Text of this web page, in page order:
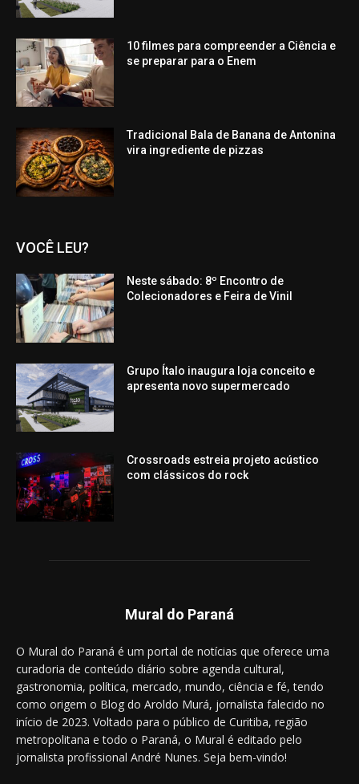
10 filmes para compreender a Ciência e
se preparar para o Enem
Tradicional Bala de Banana de Antonina
vira ingrediente de pizzas
VOCÊ LEU?
Neste sábado: 8º Encontro de
Colecionadores e Feira de Vinil
Grupo Ítalo inaugura loja conceito e
apresenta novo supermercado
Crossroads estreia projeto acústico
com clássicos do rock
Mural do Paraná
O Mural do Paraná é um portal de notícias que oferece uma
curadoria de conteúdo diário sobre agenda cultural,
gastronomia, política, mercado, mundo, ciência e fé, tendo
como origem o Blog do Aroldo Murá, jornalista falecido no
início de 2023. Voltado para o público de Curitiba, região
metropolitana e todo o Paraná, o Mural é editado pelo
jornalista profissional André Nunes. Seja bem-vindo!